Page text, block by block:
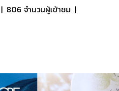
| 806 จำนวนผู้เข้าชม |